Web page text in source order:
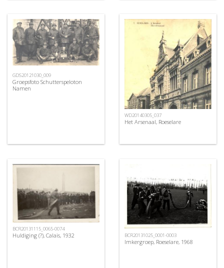
GDS20121030_009
Groepsfoto Schutterspeloton
Namen
WD20140305_037
Het Arsenaal, Roeselare
BCR20131115_0065-0074
Huldiging (?), Calais, 1932 BCR20131025_0001-0003
Imkergroep, Roeselare, 1968